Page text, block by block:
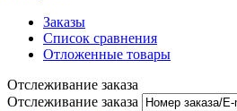
Заказы
Список сравнения
Отложенные товары
Отслеживание заказа
Отслеживание заказа